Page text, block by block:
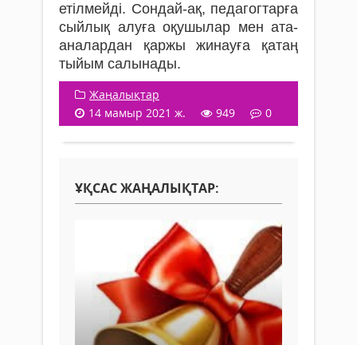
етілмейді. Сондай-ақ, педагогтарға
сыйлық алуға оқушылар мен ата-
аналардан қаржы жинауға қатаң
тыйым салынады.
Жаңалықтар
14 мамыр 2021 ж.
949 0
ҰҚСАС ЖАҢАЛЫҚТАР: